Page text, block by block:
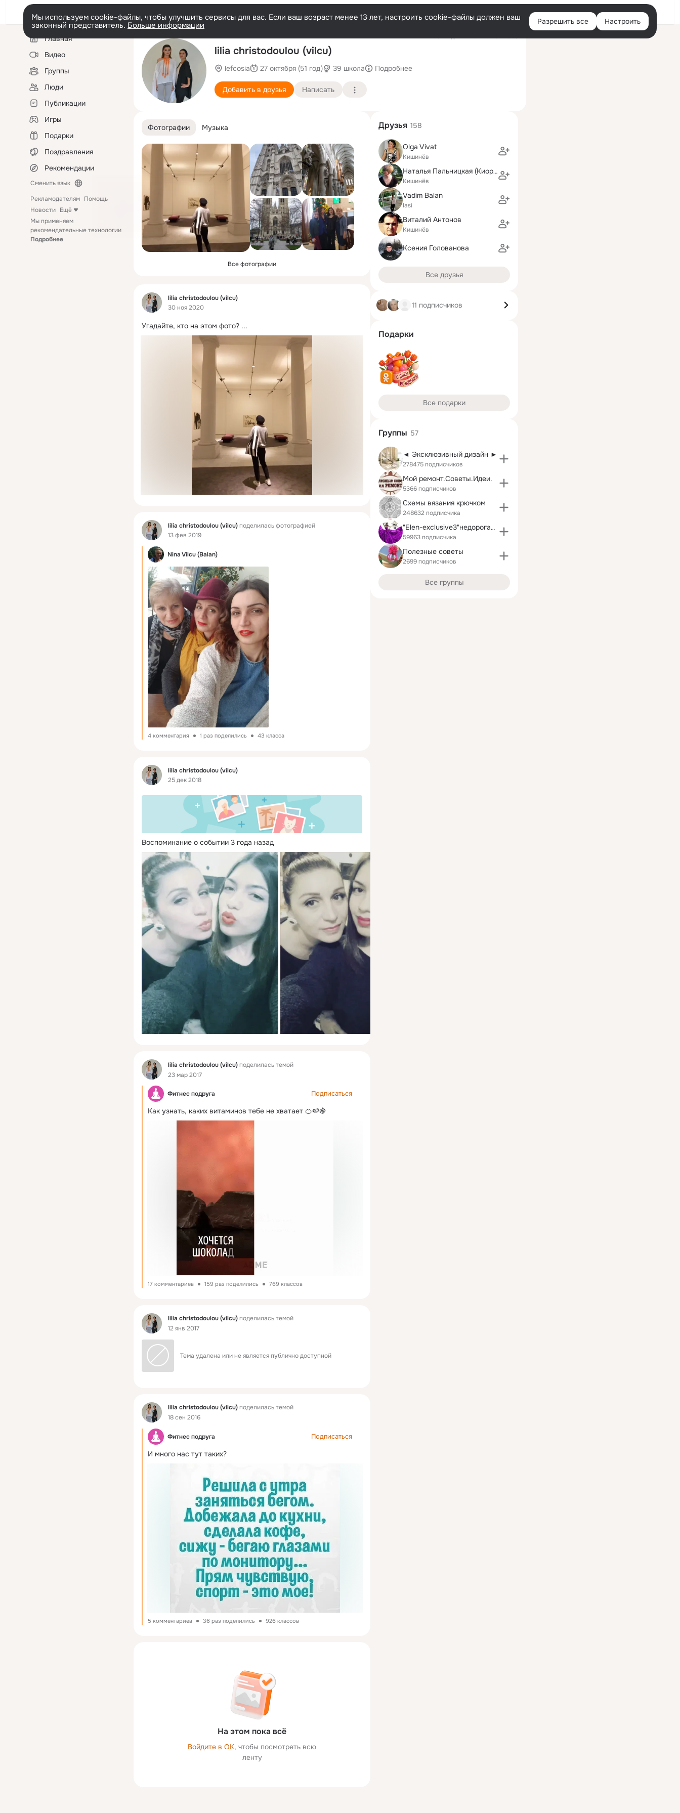
Войти
Мы используем cookie-файлы, чтобы улучшить сервисы для вас. Если ваш возраст менее 13 лет, настроить cookie-файлы должен ваш
законный представитель. Больше информации Разрешить все Настроить
Левая
колонкаГлавная
Видео
Группы
Люди
Публикации
Игры
Подарки
Поздравления
Рекомендации
Сменить язык
Рекламодателям Помощь
Новости Ещё
Мы применяем
рекомендательные технологии
Подробнее
lilia christodoulou (vilcu)
lefcosia 27 октября (51 год) 39 школа Подробнее
Добавить в друзья Написать
Фотографии Музыка
Все фотографии
Фид
lilia christodoulou (vilcu)
30 ноя 2020
Угадайте, кто на этом фото? ...
Фид lilia christodoulou (vilcu)поделилась фотографией
13 фев 2019
Nina Vilcu (Balan)
4 комментария 1 раз поделились 43 класса
Фид
lilia christodoulou (vilcu)
25 дек 2018
Воспоминание о событии 3 года назад
Фид lilia christodoulou (vilcu)поделилась темой
23 мар 2017
Фитнес подруга Подписаться
Как узнать, каких витаминов тебе не хватает 🍊🍉🍇
17 комментариев 159 раз поделились 769 классов
Фид lilia christodoulou (vilcu)поделилась темой
12 янв 2017
Тема удалена или не является публично доступной
Фид lilia christodoulou (vilcu)поделилась темой
18 сен 2016
Фитнес подруга Подписаться
И много нас тут таких?
5 комментариев 36 раз поделились 926 классов
На этом пока всё
Войдите в ОК, чтобы посмотреть всю
ленту
Друзья 158
Olga Vivat
Кишинёв
Наталья Пальницкая (Киореску)
Кишинёв
Vadim Balan
Iasi
Виталий Антонов
Кишинёв
Ксения Голованова
Все друзья
11 подписчиков
Подарки
Все подарки
Группы 57
◄ Эксклюзивный дизайн ►
278475 подписчиков
Мой ремонт.Советы.Идеи.
5366 подписчиков
Схемы вязания крючком
248632 подписчика
"Elen-exclusive3"недорогая женская одежда
59963 подписчика
Полезные советы
2699 подписчиков
Все группы